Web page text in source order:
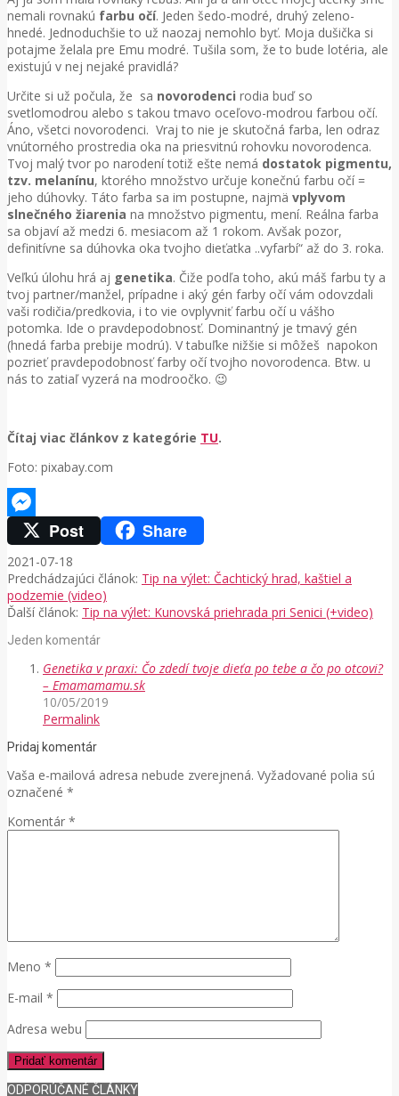
nemali rovnakú farbu očí. Jeden šedo-modré, druhý zeleno-
hnedé. Jednoduchšie to už naozaj nemohlo byť. Moja dušička si
potajme želala pre Emu modré. Tušila som, že to bude lotéria, ale
existujú v nej nejaké pravidlá?
Určite si už počula, že sa novorodenci rodia buď so
svetlomodrou alebo s takou tmavo oceľovo-modrou farbou očí.
Áno, všetci novorodenci. Vraj to nie je skutočná farba, len odraz
vnútorného prostredia oka na priesvitnú rohovku novorodenca.
Tvoj malý tvor po narodení totiž ešte nemá dostatok pigmentu,
tzv. melanínu, ktorého množstvo určuje konečnú farbu očí =
jeho dúhovky. Táto farba sa im postupne, najmä vplyvom
slnečného žiarenia na množstvo pigmentu, mení. Reálna farba
sa objaví až medzi 6. mesiacom až 1 rokom. Avšak pozor,
definitívne sa dúhovka oka tvojho dieťatka ..vyfarbí“ až do 3. roka.
Veľkú úlohu hrá aj genetika. Čiže podľa toho, akú máš farbu ty a
tvoj partner/manžel, prípadne i aký gén farby očí vám odovzdali
vaši rodičia/predkovia, i to vie ovplyvniť farbu očí u vášho
potomka. Ide o pravdepodobnosť. Dominantný je tmavý gén
(hnedá farba prebije modrú). V tabuľke nižšie si môžeš napokon
pozrieť pravdepodobnosť farby očí tvojho novorodenca. Btw. u
nás to zatiaľ vyzerá na modroočko. 😉
Čítaj viac článkov z kategórie TU.
Foto: pixabay.com
Messenger
Post Share
2021-07-18
Predchádzajúci článok: Tip na výlet: Čachtický hrad, kaštiel a
podzemie (video)
Ďalší článok: Tip na výlet: Kunovská priehrada pri Senici (+video)
Jeden komentár
Genetika v praxi: Čo zdedí tvoje dieťa po tebe a čo po otcovi?
– Emamamamu.sk
10/05/2019
Permalink
Pridaj komentár
Vaša e-mailová adresa nebude zverejnená. Vyžadované polia sú
označené *
Komentár *
Meno *
E-mail *
Adresa webu
ODPORÚČANÉ ČLÁNKY